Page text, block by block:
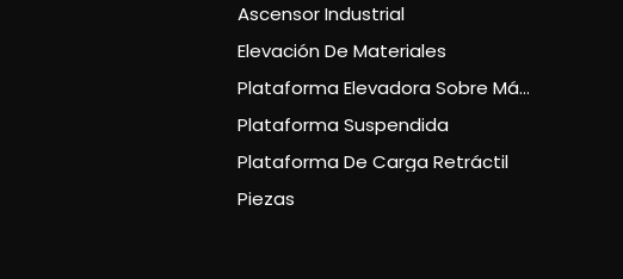
Ascensor Industrial
Elevación De Materiales
Plataforma Elevadora Sobre Mástil
Plataforma Suspendida
Plataforma De Carga Retráctil
Piezas